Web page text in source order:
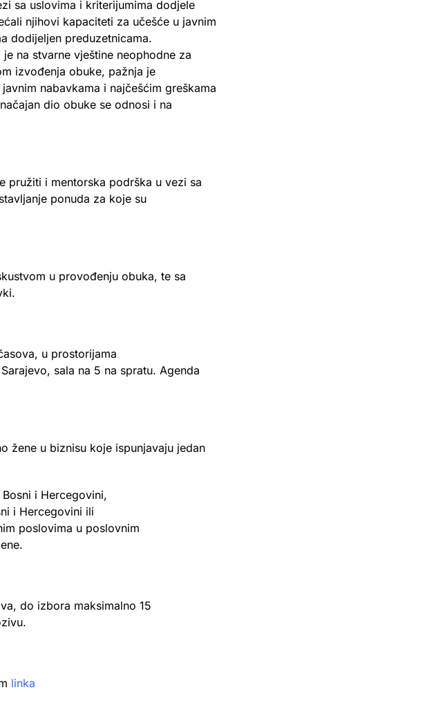
sa uslovima i kriterijumima dodjele
njihovi kapaciteti za učešće u javnim
dodijeljen preduzetnicama.
na stvarne vještine neophodne za
izvođenja obuke, pažnja je
nabavkama i najčešćim greškama
dio obuke se odnosi i na
pružiti i mentorska podrška u vezi sa
ponuda za koje su
u provođenju obuka, te sa
u prostorijama
sala na 5 na spratu. Agenda
žene u biznisu koje ispunjavaju jedan
i Hercegovini,
i Hercegovini ili
poslovima u poslovnim
do izbora maksimalno 15
linka